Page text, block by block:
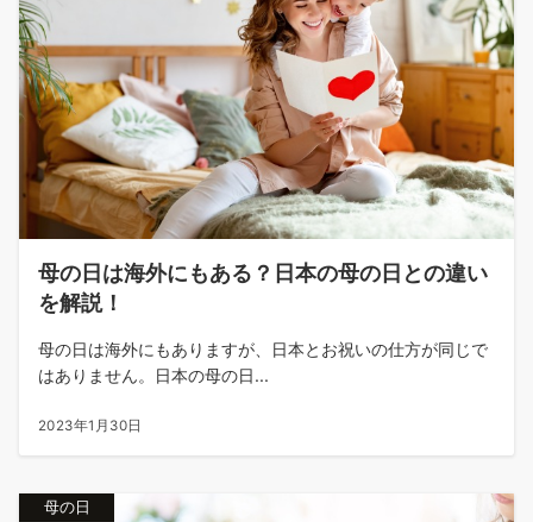
母の日は海外にもある？日本の母の日との違い
を解説！
母の日は海外にもありますが、日本とお祝いの仕方が同じで
はありません。日本の母の日...
2023年1月30日
母の日